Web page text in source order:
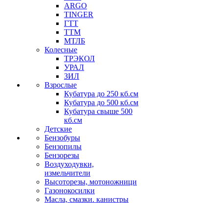
ARGO
TINGER
ГТТ
ТТМ
МТЛБ
Колесные
ТРЭКОЛ
УРАЛ
ЗИЛ
Взрослые
Кубатура до 250 кб.см
Кубатура до 500 кб.см
Кубатура свыше 500
кб.см
Детские
Бензобуры
Бензопилы
Бензорезы
Воздуходувки,
измельчители
Высоторезы, мотоножници
Газонокосилки
Масла, смазки. канистры